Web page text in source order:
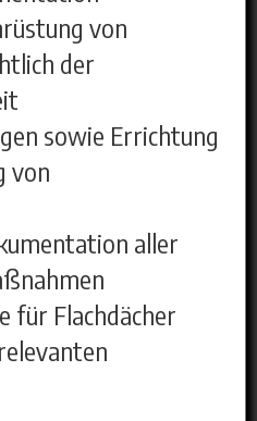
von
der
sowie Errichtung
von
aller
für Flachdächer